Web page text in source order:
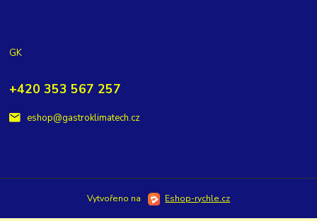
GK
+420 353 567 257
eshop@gastroklimatech.cz
Vytvořeno na Eshop-rychle.cz